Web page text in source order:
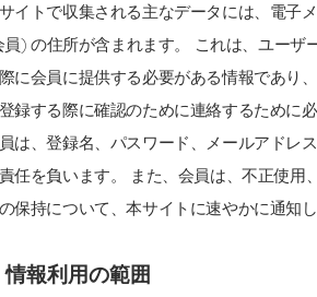
イトで収集される主なデータには、電子
員) の住所が含まれます。 これは、ユー
に会員に提供する必要がある情報であり
録する際に確認のために連絡するために
は、登録名、パスワード、メールアドレ
任を負います。 また、会員は、不正使
の保持について、本サイトに速やかに通知
情報利用の範囲